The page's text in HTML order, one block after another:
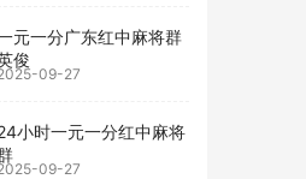
元一分广东红中麻将群
俊
09-27
小时一元一分红中麻将
09-27